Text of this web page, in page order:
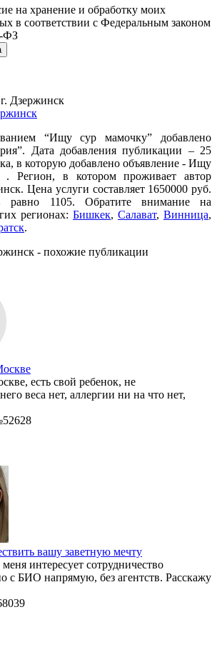
на хранение и обработку моих
в соответствии с Федеральным законом
ФЗ
Дзержинск
“Ищу сур мамочку” добавлено
Дата добавления публикации – 25
в которую добавлено объявление - Ищу
. Регион, в котором проживает автор
Цена услуги составляет 1650000 руб.
равно 1105. Обратите внимание на
регионах: Бишкек, Салават, Винница,
.
- похожие публикации
есть свой ребенок, не
веса нет, аллергии ни на что нет,
вашу заветную мечту
меня интересует сотрудничество
с БИО напрямую, без агентств. Расскажу